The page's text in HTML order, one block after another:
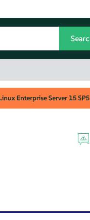
Enterprise Server 15 SP5